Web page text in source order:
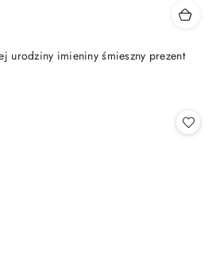
urodziny imieniny śmieszny prezent